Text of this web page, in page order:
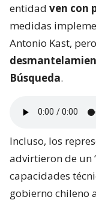
entidad ven con
medidas
Antonio Kast,
Búsqueda.
Incluso, los
advirtieron de un
capacidades
gobierno chileno